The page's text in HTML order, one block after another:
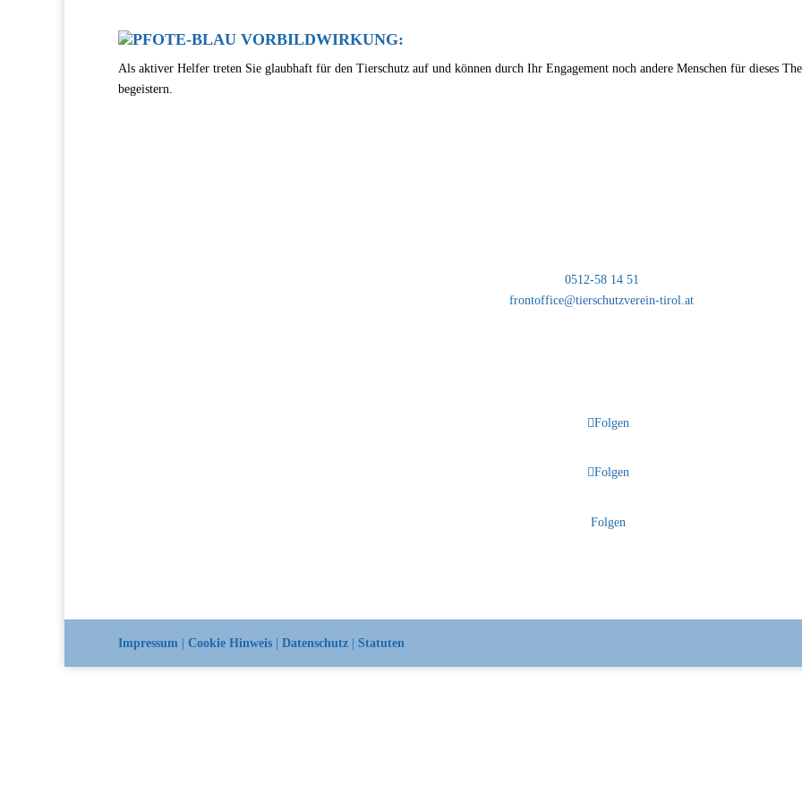
VORBILDWIRKUNG:
Als aktiver Helfer treten Sie glaubhaft für den Tierschutz auf und können durch Ihr Engagement noch andere Menschen für dieses
begeistern.
0512-58 14 51
frontoffice@tierschutzverein-tirol.at
Folgen
Folgen
Folgen
Impressum | Cookie Hinweis | Datenschutz | Statuten